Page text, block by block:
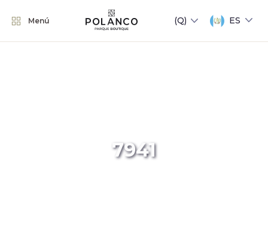
Menú ES
7941